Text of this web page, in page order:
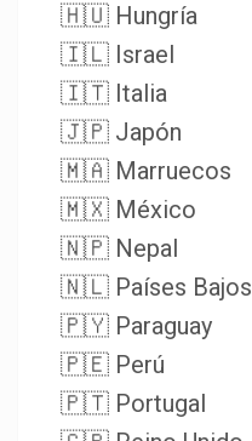
🇭🇺 Hungría
🇮🇱 Israel
🇮🇹 Italia
🇯🇵 Japón
🇲🇦 Marruecos
🇲🇽 México
🇳🇵 Nepal
🇳🇱 Países Bajos
🇵🇾 Paraguay
🇵🇪 Perú
🇵🇹 Portugal